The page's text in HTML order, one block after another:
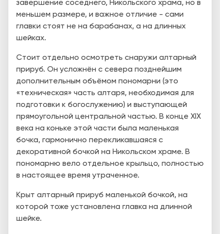
завершение соседнего, Никольского храма, но в
меньшем размере, и важное отличие - сами
главки стоят не на барабанах, а на длинных
шейках.
Стоит отдельно осмотреть снаружи алтарный
прируб. Он усложнён с севера позднейшим
дополнительным объёмом пономарни (это
«техническая» часть алтаря, необходимая для
подготовки к богослужению) и выступающей
прямоугольной центральной частью. В конце XIX
века на коньке этой части была маленькая
бочка, гармонично перекликавшаяся с
декоративной бочкой на Никольском храме. В
пономарню вело отдельное крыльцо, полностью
в настоящее время утраченное.
Крыт алтарный прируб маленькой бочкой, на
которой тоже установлена главка на длинной
шейке.